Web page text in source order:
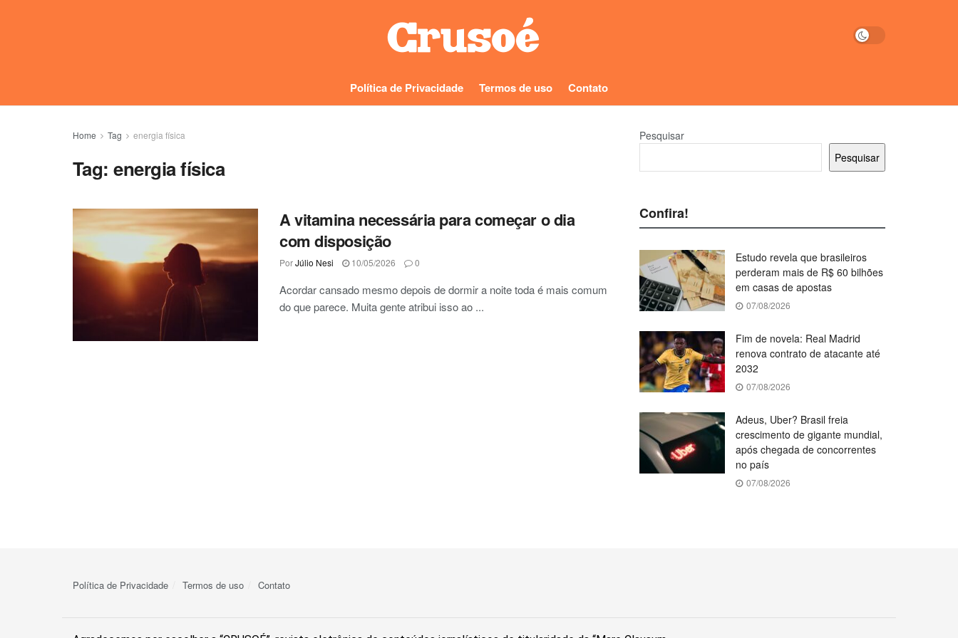
Política de Privacidade Termos de uso Contato
Home Tag energia física
Tag:energia física
A vitamina necessária para começar o dia
com disposição
PorJúlio Nesi 10/05/2026 0
Acordar cansado mesmo depois de dormir a noite toda é mais comum
do que parece. Muita gente atribui isso ao ...
Pesquisar
Pesquisar
Confira!
Estudo revela que brasileiros
perderam mais de R$ 60 bilhões
em casas de apostas
07/08/2026
Fim de novela: Real Madrid
renova contrato de atacante até
2032
07/08/2026
Adeus, Uber? Brasil freia
crescimento de gigante mundial,
após chegada de concorrentes
no país
07/08/2026
Política de Privacidade Termos de uso Contato